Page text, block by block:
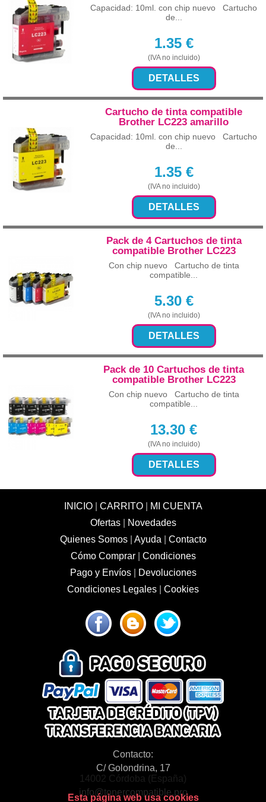
Capacidad: 10ml. con chip nuevo Cartucho
de...
1.35€
(IVA no incluido)
DETALLES
Cartucho de tinta compatible
Brother LC223 amarillo
Capacidad: 10ml. con chip nuevo Cartucho
de...
1.35€
(IVA no incluido)
DETALLES
Pack de 4 Cartuchos de tinta
compatible Brother LC223
Con chip nuevo Cartucho de tinta
compatible...
5.30€
(IVA no incluido)
DETALLES
Pack de 10 Cartuchos de tinta
compatible Brother LC223
Con chip nuevo Cartucho de tinta
compatible...
13.30 €
(IVA no incluido)
DETALLES
INICIO| CARRITO|
MI CUENTA
Ofertas|
Novedades
Quienes Somos| Ayuda
Contacto
Cómo Comprar| Condiciones
Pago y Envíos|
Devoluciones
Condiciones Legales
Cookies
Contacto:
C/ Golondrina, 17
14002 Córdoba (España)
info@tonercompatible.pro
Esta página web usa cookies